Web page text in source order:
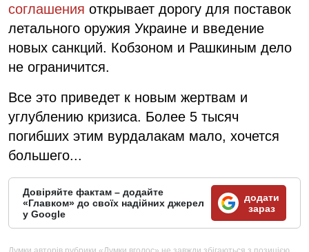
соглашения открывает дорогу для поставок
летального оружия Украине и введение
новых санкций. Кобзоном и Рашкиным дело
не ограничится.
Все это приведет к новым жертвам и
углублению кризиса. Более 5 тысяч
погибших этим вурдалакам мало, хочется
большего...
Довіряйте фактам – додайте
«Главком» до своїх надійних джерел
у Google
додати
зараз